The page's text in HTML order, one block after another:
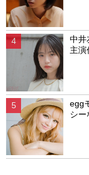
中井
主演
egg
シー